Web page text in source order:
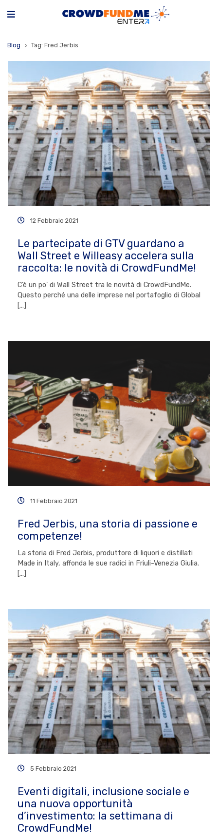
Blog Tag: Fred Jerbis
12 Febbraio 2021
Le partecipate di GTV guardano a
Wall Street e Willeasy accelera sulla
raccolta: le novità di CrowdFundMe!
C’è un po’ di Wall Street tra le novità di CrowdFundMe.
Questo perché una delle imprese nel portafoglio di Global
[…]
11 Febbraio 2021
Fred Jerbis, una storia di passione e
competenze!
La storia di Fred Jerbis, produttore di liquori e distillati
Made in Italy, affonda le sue radici in Friuli-Venezia Giulia.
[…]
5 Febbraio 2021
Eventi digitali, inclusione sociale e
una nuova opportunità
d’investimento: la settimana di
CrowdFundMe!